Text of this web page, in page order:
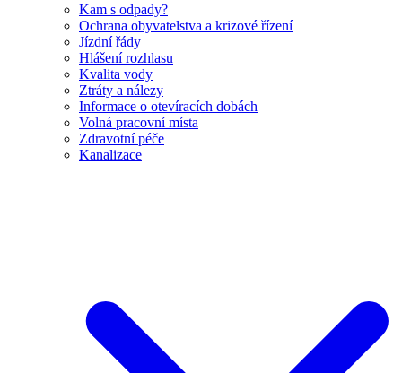
Kam s odpady?
Ochrana obyvatelstva a krizové řízení
Jízdní řády
Hlášení rozhlasu
Kvalita vody
Ztráty a nálezy
Informace o otevíracích dobách
Volná pracovní místa
Zdravotní péče
Kanalizace